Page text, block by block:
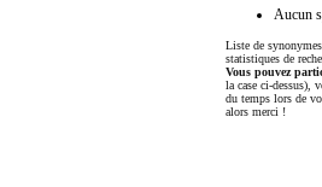
Aucun
Liste de
statistiques de
Vous pouvez
la case ci-dessus),
du temps lors de
alors merci !